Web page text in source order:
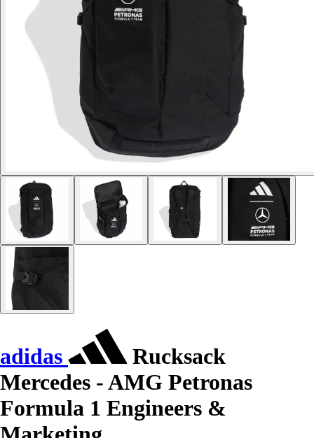
adidas
Rucksack
Mercedes - AMG Petronas
Formula 1 Engineers &